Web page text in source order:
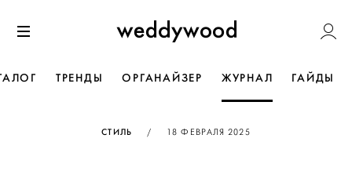
к содержанию
Weddywood
ТРЕНДЫ ОРГАНАЙЗЕР ЖУРНАЛ ГАЙДЫ
СТИЛЬ / ОПУБЛИКОВАНО
18 ФЕВРАЛЯ 2025